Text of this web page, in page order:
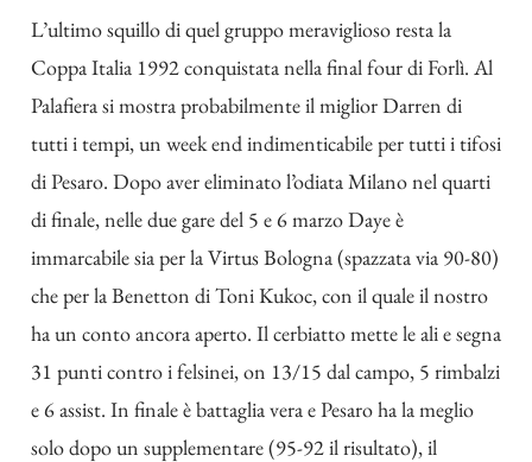
L’ultimo squillo di quel gruppo meraviglioso resta la
Coppa Italia 1992 conquistata nella final four di Forlì. Al
Palafiera si mostra probabilmente il miglior Darren di
tutti i tempi, un week end indimenticabile per tutti i tifosi
di Pesaro. Dopo aver eliminato l’odiata Milano nel quarti
di finale, nelle due gare del 5 e 6 marzo Daye è
immarcabile sia per la Virtus Bologna (spazzata via 90-80)
che per la Benetton di Toni Kukoc, con il quale il nostro
ha un conto ancora aperto. Il cerbiatto mette le ali e segna
31 punticontro i felsinei, on 13/15 dal campo, 5 rimbalzi
e 6 assist. In finale è battaglia vera e Pesaro ha la meglio
solo dopo un supplementare (95-92 il risultato), il